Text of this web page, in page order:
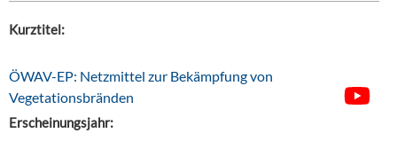
Kurztitel:
ÖWAV-EP: Netzmittel zur Bekämpfung von
Vegetationsbränden
Erscheinungsjahr: